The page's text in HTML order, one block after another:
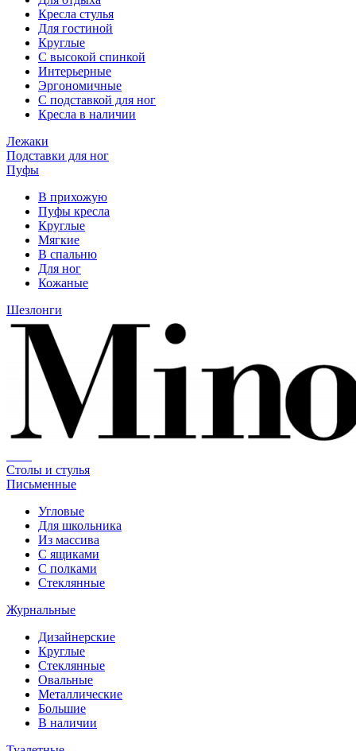
Кресла стулья
Для гостиной
Круглые
С высокой спинкой
Интерьерные
Эргономичные
С подставкой для ног
Кресла в наличии
Лежаки
Подставки для ног
Пуфы
В прихожую
Пуфы кресла
Круглые
Мягкие
В спальню
Для ног
Кожаные
Шезлонги
Столы и стулья
Письменные
Угловые
Для школьника
Из массива
С ящиками
С полками
Стеклянные
Журнальные
Дизайнерские
Круглые
Стеклянные
Овальные
Металлические
Большие
В наличии